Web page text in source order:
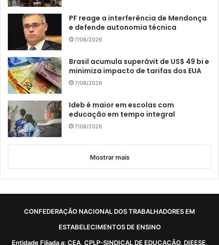
PF reage a interferência de Mendonça
e defende autonomia técnica
7/08/2026
Brasil acumula superávit de US$ 49 bi e
minimiza impacto de tarifas dos EUA
7/08/2026
Ideb é maior em escolas com
educação em tempo integral
7/08/2026
Mostrar mais
CONFEDERAÇÃO NACIONAL DOS TRABALHADORES EM
ESTABELECIMENTOS DE ENSINO
Entidade Filiada a: CEA, CPLP-SINDICAL DE EDUCAÇÃO, DIEESE,